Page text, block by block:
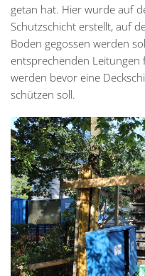
getan hat. Hier wurde auf
Schutzschicht erstellt, auf
Boden gegossen werden
entsprechenden Leitungen
werden bevor eine
schützen soll.